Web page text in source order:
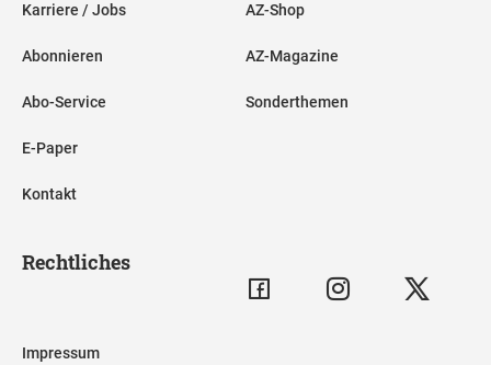
Karriere / Jobs
Abonnieren
Abo-Service
E-Paper
Kontakt
AZ-Shop
AZ-Magazine
Sonderthemen
Rechtliches
Impressum